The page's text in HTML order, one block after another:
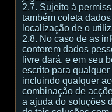
2.7. Sujeito à
também coleta
localização de o
2.8. No caso de as
conterem dados
livre dará, e em seu
escrito para
incluindo qualquer
combinação de
a ajuda do soluções